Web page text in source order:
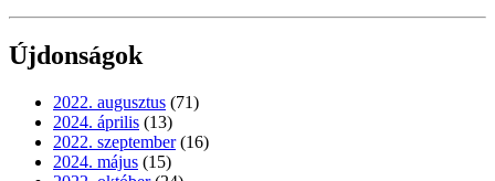
Újdonságok
2022. augusztus (71)
2024. április (13)
2022. szeptember (16)
2024. május (15)